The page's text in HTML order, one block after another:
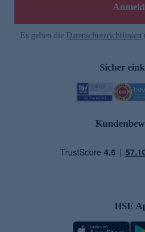
Es gelten die Datenschutzrichtlinien
Sicher
HSE